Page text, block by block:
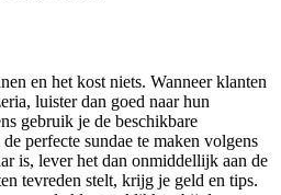
en het kost niets. Wanneer klanten
luister dan goed naar hun
gebruik je de beschikbare
perfecte sundae te maken volgens
is, lever het dan onmiddellijk aan de
tevreden stelt, krijg je geld en tips.